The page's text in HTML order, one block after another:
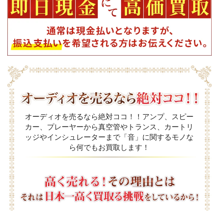
オーディオを売るなら絶対ココ！！アンプ、スピー
カー、プレーヤーから真空管やトランス、カートリ
ッジやインシュレーターまで「音」に関するモノな
ら何でもお買取します！